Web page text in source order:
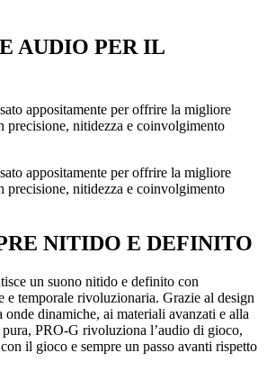
AUDIO PER IL
appositamente per offrire la migliore
precisione, nitidezza e coinvolgimento
appositamente per offrire la migliore
precisione, nitidezza e coinvolgimento
NITIDO E DEFINITO
un suono nitido e definito con
e temporale rivoluzionaria. Grazie al design
onde dinamiche, ai materiali avanzati e alla
pura, PRO-G rivoluziona l’audio di gioco,
il gioco e sempre un passo avanti rispetto